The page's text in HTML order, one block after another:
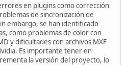
en plugins como corrección
de sincronización de
embargo, se han identificado
como problemas de color con
y dificultades con archivos MXF
Es importante tener en
la versión del proyecto, lo